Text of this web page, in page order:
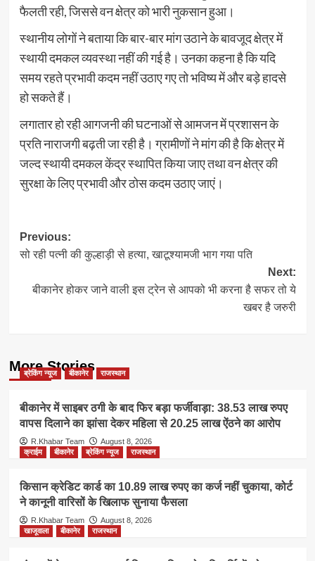
फैलती रही, जिससे वन क्षेत्र को भारी नुकसान हुआ।
स्थानीय लोगों ने बताया कि बार-बार मांग उठाने के बावजूद क्षेत्र में
स्थायी दमकल व्यवस्था नहीं की गई है। उनका कहना है कि यदि
समय रहते प्रभावी कदम नहीं उठाए गए तो भविष्य में और बड़े हादसे
हो सकते हैं।
लगातार हो रही आगजनी की घटनाओं से आमजन में प्रशासन के
प्रति नाराजगी बढ़ती जा रही है। ग्रामीणों ने मांग की है कि क्षेत्र में
जल्द स्थायी दमकल केंद्र स्थापित किया जाए तथा वन क्षेत्र की
सुरक्षा के लिए प्रभावी और ठोस कदम उठाए जाएं।
Post
navigation
Previous:
सो रही पत्नी की कुल्हाड़ी से हत्या, खाटूश्यामजी भाग गया पति
Next:
बीकानेर होकर जाने वाली इस ट्रेन से आपको भी करना है सफर तो ये
खबर है जरुरी
More Stories
ब्रेकिंग न्यूज बीकानेर राजस्थान
बीकानेर में साइबर ठगी के बाद फिर बड़ा फर्जीवाड़ा: 38.53 लाख रुपए
वापस दिलाने का झांसा देकर महिला से 20.25 लाख ऐंठने का आरोप
R.Khabar Team
August 8, 2026
क्राईम
बीकानेर ब्रेकिंग न्यूज राजस्थान
किसान क्रेडिट कार्ड का 10.89 लाख रुपए का कर्ज नहीं चुकाया, कोर्ट
ने कानूनी वारिसों के खिलाफ सुनाया फैसला
R.Khabar Team
August 8, 2026
खाजूवाला
बीकानेर राजस्थान